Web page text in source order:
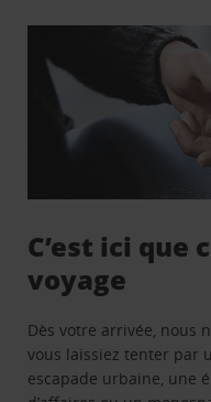
C’est ici que
voyage
Dès votre arrivée, nous
vous laissiez tenter par
escapade urbaine, une